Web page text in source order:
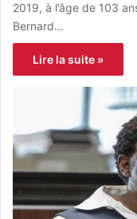
2019, à l’âge de 103
Bernard…
Lire la suite »